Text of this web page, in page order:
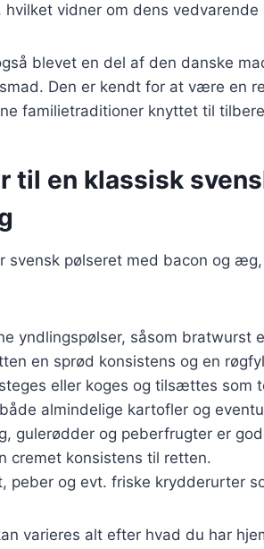
vidner om dens vedvarende
blevet en del af den danske
Den er kendt for at være en
familietraditioner knyttet til
til en klassisk
svensk pølseret med bacon og
yndlingspølser, såsom bratwurst
en sprød konsistens og en
eller koges og tilsættes som
almindelige kartofler og
gulerødder og peberfrugter er
cremet konsistens til retten.
peber og evt. friske krydderurter
varieres alt efter hvad du har